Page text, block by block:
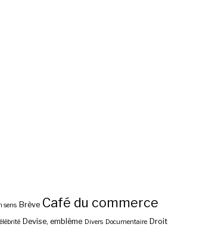
sens Brève Café du commerce
Devise, emblème Divers Documentaire Droit